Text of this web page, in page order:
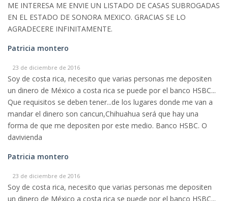
ME INTERESA ME ENVIE UN LISTADO DE CASAS SUBROGADAS
EN EL ESTADO DE SONORA MEXICO. GRACIAS SE LO
AGRADECERE INFINITAMENTE.
Patricia montero
23 de diciembre de 2016
Soy de costa rica, necesito que varias personas me depositen
un dinero de México a costa rica se puede por el banco HSBC...
Que requisitos se deben tener...de los lugares donde me van a
mandar el dinero son cancun,Chihuahua será que hay una
forma de que me depositen por este medio. Banco HSBC. O
davivienda
Patricia montero
23 de diciembre de 2016
Soy de costa rica, necesito que varias personas me depositen
un dinero de México a costa rica se puede por el banco HSBC...